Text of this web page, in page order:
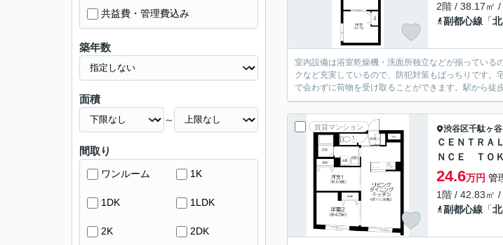
2階 / 38.17㎡
副都心線 「
室内設備は浴室乾燥機・洗面所独立などが揃っている
クなど充実しているので、防犯対策もばっちりです
で会わずに荷物を受け取ることができます。駅から徒
賃貸マンション 渋谷区千駄ヶ谷
ＣＥＮＴＲ
ＮＣＥ ＴＯ
24.6万円 管
1階 / 42.83㎡
副都心線 「
共益費・管理費込み
築年数
面積
～
間取り
ワンルーム 1K
1DK 1LDK
2K 2DK